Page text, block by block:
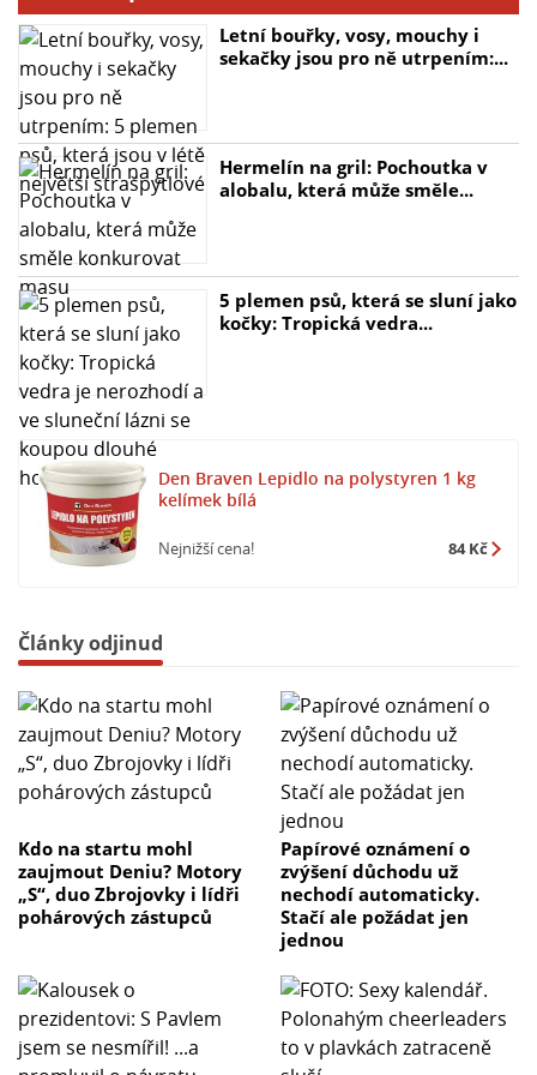
- **Spotřeba:** 170-230 g/m²
- **Barva:** Bílá
- **Balení:** Kelímek 1 kg, kbelík 3 kg, 5 kg, 7 kg a 25 kg
(na objednávku)
Den Braven Lepidlo na polystyren je ideální pro lepení
různých polystyrenových materiálů na savé podklady,
těsnění nerovností a spár vzniklých při lepení
velkoformátových polystyrenových desek na různé
stavební podklady. Skladovatelné je při teplotách od
+5°C do +25°C. Pro technický list nebo bezpečnostní list
je možné požádat na vyžádání.
Letní bouřky, vosy, mouchy i
sekačky jsou pro ně utrpením:...
Hermelín na gril: Pochoutka v
alobalu, která může směle...
5 plemen psů, která se sluní jako
kočky: Tropická vedra...
Den Braven Lepidlo na polystyren 1 kg
kelímek bílá
Nejnižší cena! 84 Kč
Články odjinud
Kdo na startu mohl
zaujmout Deniu? Motory
„S“, duo Zbrojovky i lídři
pohárových zástupců
Papírové oznámení o
zvýšení důchodu už
nechodí automaticky.
Stačí ale požádat jen
jednou